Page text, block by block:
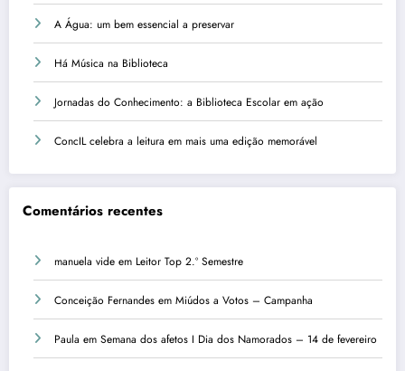
A Água: um bem essencial a preservar
Há Música na Biblioteca
Jornadas do Conhecimento: a Biblioteca Escolar em ação
ConcIL celebra a leitura em mais uma edição memorável
Comentários recentes
manuela vide em Leitor Top 2.º Semestre
Conceição Fernandes em Miúdos a Votos – Campanha
Paula em Semana dos afetos I Dia dos Namorados – 14 de fevereiro